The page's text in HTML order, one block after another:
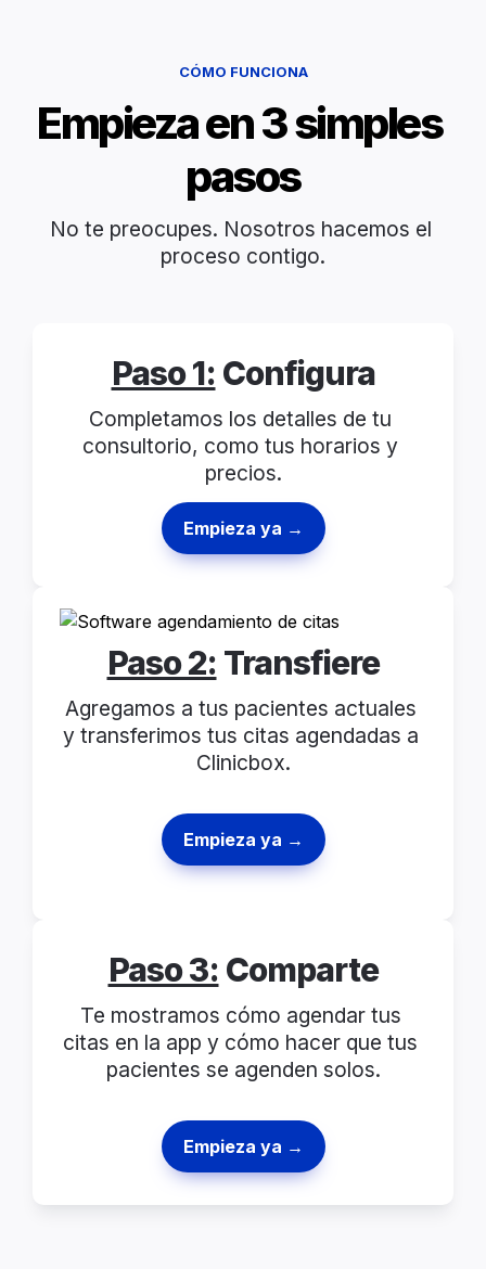
CÓMO FUNCIONA
Empieza en 3 simples
pasos
No te preocupes. Nosotros hacemos el
proceso contigo.
Paso 1: Configura
Completamos los detalles de tu
consultorio, como tus horarios y
precios.
Empieza ya →
Paso 2: Transfiere
Agregamos a tus pacientes actuales
y transferimos tus citas agendadas a
Clinicbox.
Empieza ya →
Paso 3: Comparte
Te mostramos cómo agendar tus
citas en la app y cómo hacer que tus
pacientes se agenden solos.
Empieza ya →